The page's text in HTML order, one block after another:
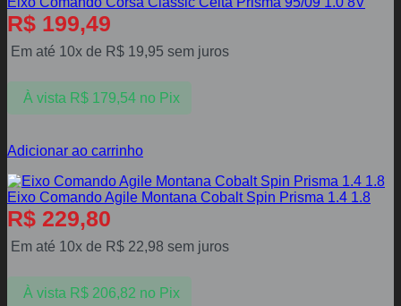
R$ 199,49
Em até 10x de R$ 19,95 sem juros
À vista R$179,54 no Pix
Adicionar ao carrinho
Eixo Comando Agile Montana Cobalt Spin Prisma 1.4 1.8
R$ 229,80
Em até 10x de R$ 22,98 sem juros
À vista R$206,82 no Pix